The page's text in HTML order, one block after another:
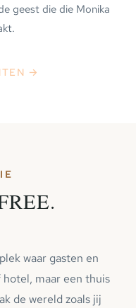
geest die die Monika
→
waar gasten en
maar een thuis
de wereld zoals jij